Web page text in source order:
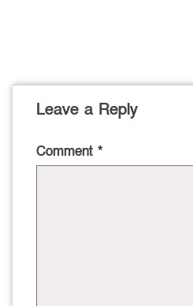
Leave a Reply
Comment *